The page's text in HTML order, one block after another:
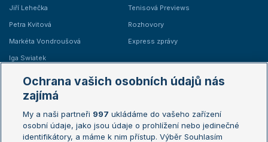
Jiří Lehečka
Petra Kvitová
Markéta Vondroušová
Iga Swiatek
Tenisová Previews
Rozhovory
Express zprávy
Žebříčky
Žebříček ATP (muži)
Žebříček WTA (ženy)
Australian Open
French Open
Ochrana vašich osobních údajů nás
zajímá
My a naši partneři 997 ukládáme do vašeho zařízení
osobní údaje, jako jsou údaje o prohlížení nebo jedinečné
identifikátory, a máme k nim přístup. Výběr Souhlasím